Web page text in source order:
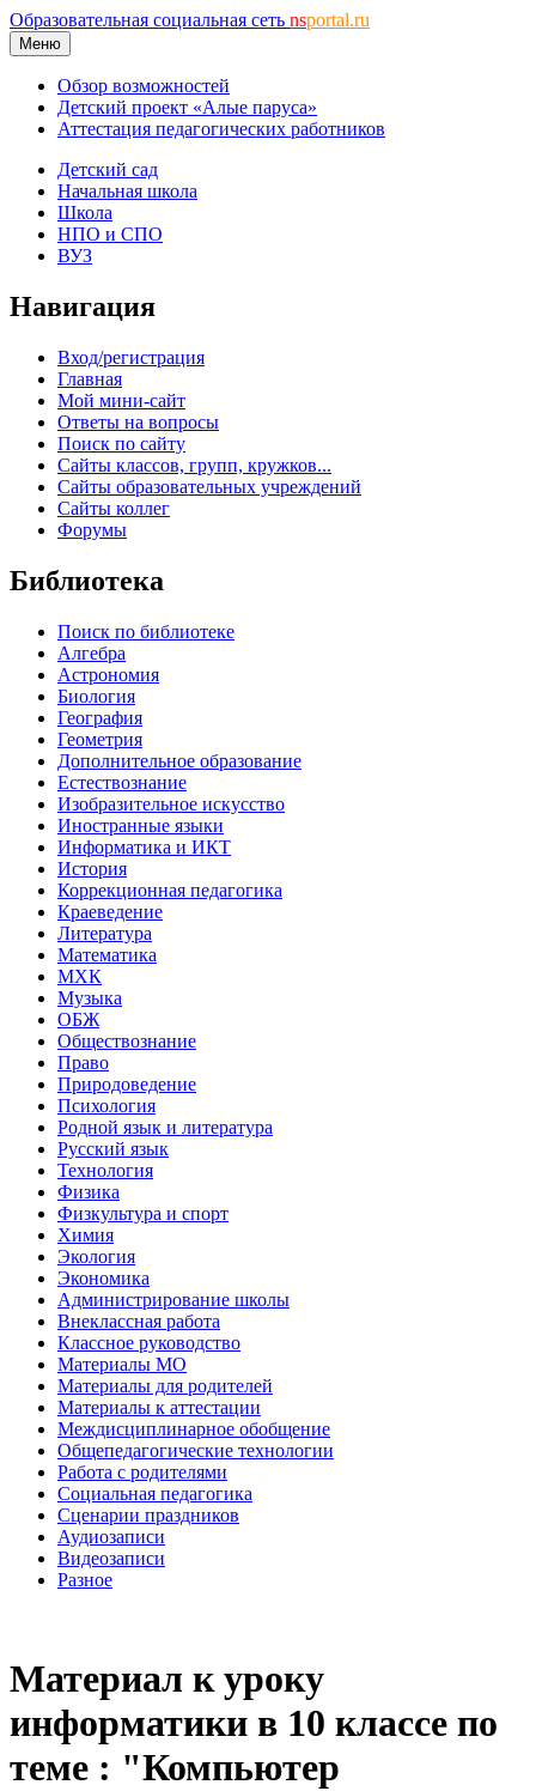
Образовательная социальная сеть nsportal.ru
Меню
Обзор возможностей
Детский проект «Алые паруса»
Аттестация педагогических работников
Детский сад
Начальная школа
Школа
НПО и СПО
ВУЗ
Навигация
Вход/регистрация
Главная
Мой мини-сайт
Ответы на вопросы
Поиск по сайту
Сайты классов, групп, кружков...
Сайты образовательных учреждений
Сайты коллег
Форумы
Библиотека
Поиск по библиотеке
Алгебра
Астрономия
Биология
География
Геометрия
Дополнительное образование
Естествознание
Изобразительное искусство
Иностранные языки
Информатика и ИКТ
История
Коррекционная педагогика
Краеведение
Литература
Математика
МХК
Музыка
ОБЖ
Обществознание
Право
Природоведение
Психология
Родной язык и литература
Русский язык
Технология
Физика
Физкультура и спорт
Химия
Экология
Экономика
Администрирование школы
Внеклассная работа
Классное руководство
Материалы МО
Материалы для родителей
Материалы к аттестации
Междисциплинарное обобщение
Общепедагогические технологии
Работа с родителями
Социальная педагогика
Сценарии праздников
Аудиозаписи
Видеозаписи
Разное
Материал к уроку
информатики в 10 классе по
теме : "Компьютер